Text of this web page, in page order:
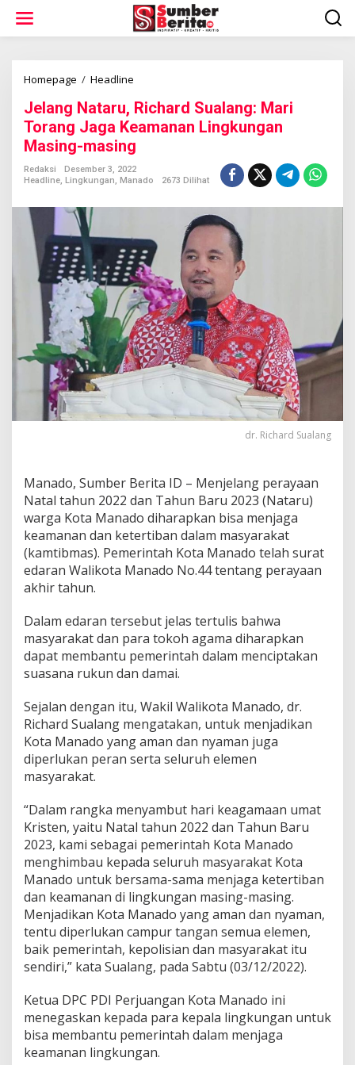
w
Homepage / Headline
a
n
g
N
a
a
u
,
R
i
c
h
a
r
d
S
u
a
M
a
r
i
T
o
r
a
J
a
g
a
K
a
m
a
n
a
i
n
g
k
u
n
g
a
n
M
a
s
n
g
-
m
a
Jelang Nataru, Richard Sualang: Mari
Torang Jaga Keamanan Lingkungan
Masing-masing
Redaksi
Desember 3, 2022
Headline, Lingkungan, Manado 2673 Dilihat
dr. Richard Sualang
Manado, Sumber Berita ID – Menjelang perayaan
Natal tahun 2022 dan Tahun Baru 2023 (Nataru)
warga Kota Manado diharapkan bisa menjaga
keamanan dan ketertiban dalam masyarakat
(kamtibmas). Pemerintah Kota Manado telah surat
edaran Walikota Manado No.44 tentang perayaan
akhir tahun.
Dalam edaran tersebut jelas tertulis bahwa
masyarakat dan para tokoh agama diharapkan
dapat membantu pemerintah dalam menciptakan
suasana rukun dan damai.
Sejalan dengan itu, Wakil Walikota Manado, dr.
Richard Sualang mengatakan, untuk menjadikan
Kota Manado yang aman dan nyaman juga
diperlukan peran serta seluruh elemen
masyarakat.
“Dalam rangka menyambut hari keagamaan umat
Kristen, yaitu Natal tahun 2022 dan Tahun Baru
2023, kami sebagai pemerintah Kota Manado
menghimbau kepada seluruh masyarakat Kota
Manado untuk bersama-sama menjaga ketertiban
dan keamanan di lingkungan masing-masing.
Menjadikan Kota Manado yang aman dan nyaman,
tentu diperlukan campur tangan semua elemen,
baik pemerintah, kepolisian dan masyarakat itu
sendiri,” kata Sualang, pada Sabtu (03/12/2022).
Ketua DPC PDI Perjuangan Kota Manado ini
menegaskan kepada para kepala lingkungan untuk
bisa membantu pemerintah dalam menjaga
keamanan lingkungan.